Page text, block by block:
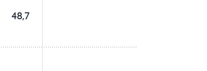
48,7